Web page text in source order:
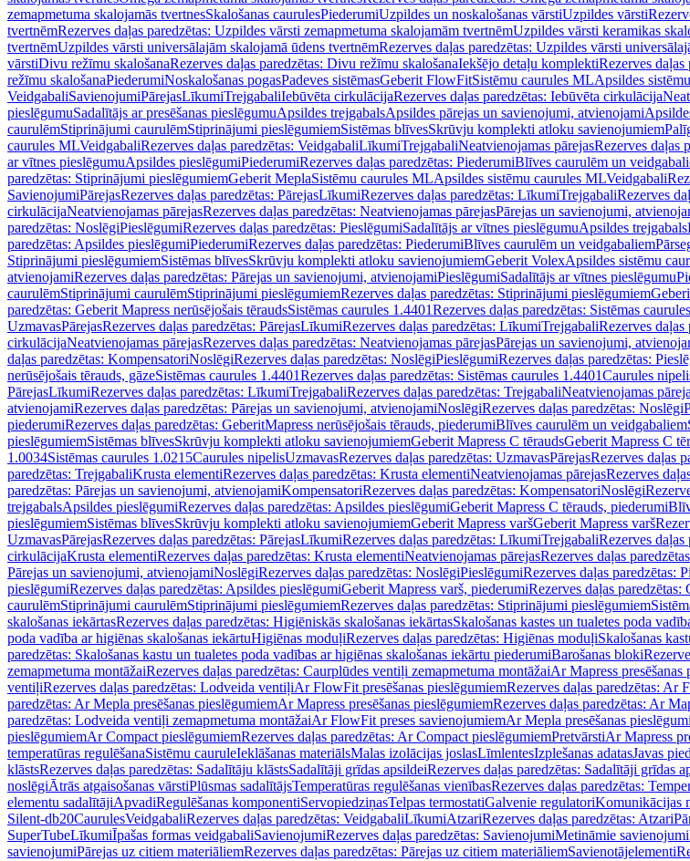
zemapmetuma skalojamās tvertnesSkalošanas caurulesPiederumiUzpildes un noskalošanas vārstiUzpildes vārsti
tvertnēmRezerves daļas paredzētas: Uzpildes vārsti zemapmetuma skalojamām tvertnēmUzpildes vārsti keramikas
tvertnēmUzpildes vārsti universālajām skalojamā ūdens tvertnēmRezerves daļas paredzētas: Uzpildes vārsti
vārstiDivu režīmu skalošanaRezerves daļas paredzētas: Divu režīmu skalošanaIekšējo detaļu komplektiRezerves
režīmu skalošanaPiederumiNoskalošanas pogasPadeves sistēmasGeberit FlowFitSistēmu caurules MLApsildes
VeidgabaliSavienojumiPārejasLīkumiTrejgabaliIebūvēta cirkulācijaRezerves daļas paredzētas: Iebūvēta cirkulācija
pieslēgumuSadalītājs ar presēšanas pieslēgumuApsildes trejgabalsApsildes pārejas un savienojumi, atvienojami
caurulēmStiprinājumi caurulēmStiprinājumi pieslēgumiemSistēmas blīvesSkrūvju komplekti atloku savienojumiem
caurules MLVeidgabaliRezerves daļas paredzētas: VeidgabaliLīkumiTrejgabaliNeatvienojamas pārejasRezerves daļas
ar vītnes pieslēgumuApsildes pieslēgumiPiederumiRezerves daļas paredzētas: PiederumiBlīves caurulēm un
paredzētas: Stiprinājumi pieslēgumiemGeberit MeplaSistēmu caurules MLApsildes sistēmu caurules MLVeidgabali
SavienojumiPārejasRezerves daļas paredzētas: PārejasLīkumiRezerves daļas paredzētas: LīkumiTrejgabaliRezerves
cirkulācijaNeatvienojamas pārejasRezerves daļas paredzētas: Neatvienojamas pārejasPārejas un savienojumi,
paredzētas: NoslēgiPieslēgumiRezerves daļas paredzētas: PieslēgumiSadalītājs ar vītnes pieslēgumuApsildes trejgabals
paredzētas: Apsildes pieslēgumiPiederumiRezerves daļas paredzētas: PiederumiBlīves caurulēm un veidgabaliem
Stiprinājumi pieslēgumiemSistēmas blīvesSkrūvju komplekti atloku savienojumiemGeberit VolexApsildes sistēmu
atvienojamiRezerves daļas paredzētas: Pārejas un savienojumi, atvienojamiPieslēgumiSadalītājs ar vītnes pieslēgumu
caurulēmStiprinājumi caurulēmStiprinājumi pieslēgumiemRezerves daļas paredzētas: Stiprinājumi pieslēgumiem
paredzētas: Geberit Mapress nerūsējošais tēraudsSistēmas caurules 1.4401Rezerves daļas paredzētas: Sistēmas
UzmavasPārejasRezerves daļas paredzētas: PārejasLīkumiRezerves daļas paredzētas: LīkumiTrejgabaliRezerves daļas
cirkulācijaNeatvienojamas pārejasRezerves daļas paredzētas: Neatvienojamas pārejasPārejas un savienojumi,
daļas paredzētas: KompensatoriNoslēgiRezerves daļas paredzētas: NoslēgiPieslēgumiRezerves daļas paredzētas:
nerūsējošais tērauds, gāzeSistēmas caurules 1.4401Rezerves daļas paredzētas: Sistēmas caurules 1.4401Caurules
PārejasLīkumiRezerves daļas paredzētas: LīkumiTrejgabaliRezerves daļas paredzētas: TrejgabaliNeatvienojamas
atvienojamiRezerves daļas paredzētas: Pārejas un savienojumi, atvienojamiNoslēgiRezerves daļas paredzētas: Noslēgi
piederumiRezerves daļas paredzētas: GeberitMapress nerūsējošais tērauds, piederumiBlīves caurulēm un veidgabaliem
pieslēgumiemSistēmas blīvesSkrūvju komplekti atloku savienojumiemGeberit Mapress C tēraudsGeberit Mapress C
1.0034Sistēmas caurules 1.0215Caurules nipelisUzmavasRezerves daļas paredzētas: UzmavasPārejasRezerves daļas
paredzētas: TrejgabaliKrusta elementiRezerves daļas paredzētas: Krusta elementiNeatvienojamas pārejasRezerves
paredzētas: Pārejas un savienojumi, atvienojamiKompensatoriRezerves daļas paredzētas: KompensatoriNoslēgi
trejgabalsApsildes pieslēgumiRezerves daļas paredzētas: Apsildes pieslēgumiGeberit Mapress C tērauds, piederumi
pieslēgumiemSistēmas blīvesSkrūvju komplekti atloku savienojumiemGeberit Mapress varšGeberit Mapress varš
UzmavasPārejasRezerves daļas paredzētas: PārejasLīkumiRezerves daļas paredzētas: LīkumiTrejgabaliRezerves daļas
cirkulācijaKrusta elementiRezerves daļas paredzētas: Krusta elementiNeatvienojamas pārejasRezerves daļas
Pārejas un savienojumi, atvienojamiNoslēgiRezerves daļas paredzētas: NoslēgiPieslēgumiRezerves daļas paredzētas:
pieslēgumiRezerves daļas paredzētas: Apsildes pieslēgumiGeberit Mapress varš, piederumiRezerves daļas
caurulēmStiprinājumi caurulēmStiprinājumi pieslēgumiemRezerves daļas paredzētas: Stiprinājumi pieslēgumiem
skalošanas iekārtasRezerves daļas paredzētas: Higiēniskās skalošanas iekārtasSkalošanas kastes un tualetes poda
poda vadība ar higiēnas skalošanas iekārtuHigiēnas moduļiRezerves daļas paredzētas: Higiēnas moduļiSkalošanas
paredzētas: Skalošanas kastu un tualetes poda vadības ar higiēnas skalošanas iekārtu piederumiBarošanas bloki
zemapmetuma montāžaiRezerves daļas paredzētas: Caurplūdes ventiļi zemapmetuma montāžaiAr Mapress presēšanas
ventiļiRezerves daļas paredzētas: Lodveida ventiļiAr FlowFit presēšanas pieslēgumiemRezerves daļas paredzētas: Ar
paredzētas: Ar Mepla presēšanas pieslēgumiemAr Mapress presēšanas pieslēgumiemRezerves daļas paredzētas: Ar
paredzētas: Lodveida ventiļi zemapmetuma montāžaiAr FlowFit preses savienojumiemAr Mepla presēšanas
pieslēgumiemAr Compact pieslēgumiemRezerves daļas paredzētas: Ar Compact pieslēgumiemPretvārstiAr Mapress
temperatūras regulēšanaSistēmu cauruleIeklāšanas materiālsMalas izolācijas joslasLīmlentesIzplešanas adatasJavas
klāstsRezerves daļas paredzētas: Sadalītāju klāstsSadalītāji grīdas apsildeiRezerves daļas paredzētas: Sadalītāji grīdas
noslēgiĀtrās atgaisošanas vārstiPlūsmas sadalītājsTemperatūras regulēšanas vienībasRezerves daļas paredzētas:
elementu sadalītājiApvadiRegulēšanas komponentiServopiedziņasTelpas termostatiGalvenie regulatoriKomunikācijas
Silent-db20CaurulesVeidgabaliRezerves daļas paredzētas: VeidgabaliLīkumiAtzariRezerves daļas paredzētas: Atzari
SuperTubeLīkumiĪpašas formas veidgabaliSavienojumiRezerves daļas paredzētas: SavienojumiMetināmie savienojumi
savienojumiPārejas uz citiem materiāliemRezerves daļas paredzētas: Pārejas uz citiem materiāliemSavienotājelementi